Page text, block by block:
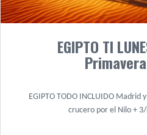
EGIPTO TI
EGIPTO TODO INCLUIDO Madrid
crucero por el Nilo + 3/